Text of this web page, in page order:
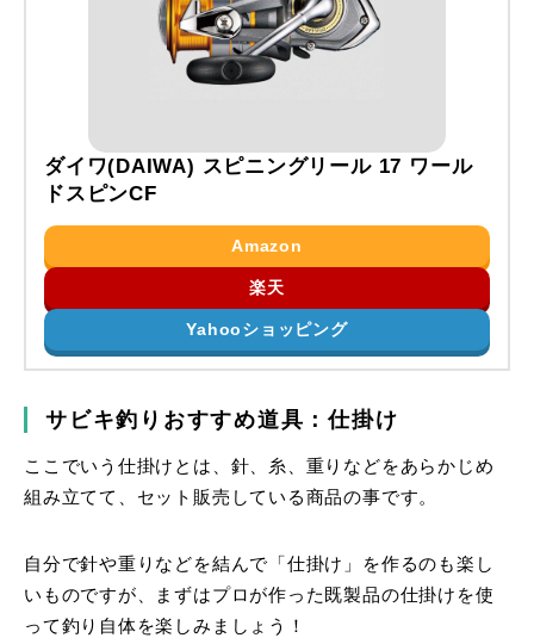
ダイワ(DAIWA) スピニングリール 17 ワール
ドスピンCF
Amazon
楽天
Yahooショッピング
サビキ釣りおすすめ道具：仕掛け
ここでいう仕掛けとは、針、糸、重りなどをあらかじめ
組み立てて、セット販売している商品の事です。
自分で針や重りなどを結んで「仕掛け」を作るのも楽し
いものですが、まずはプロが作った既製品の仕掛けを使
って釣り自体を楽しみましょう！